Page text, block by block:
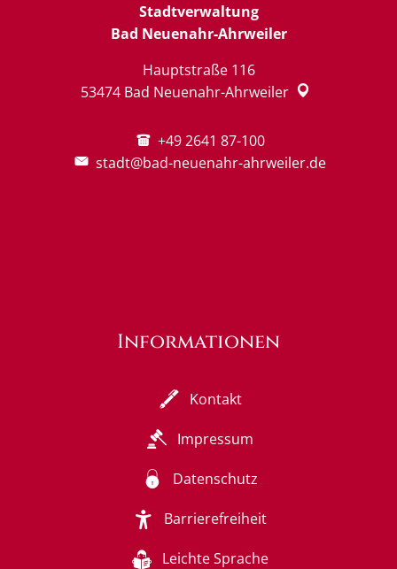
Stadtverwaltung
Bad Neuenahr-Ahrweiler
Hauptstraße 116
53474 Bad Neuenahr-Ahrweiler
+49 2641 87-100
stadt@bad-neuenahr-ahrweiler.de
Informationen
Kontakt
Impressum
Datenschutz
Barrierefreiheit
Leichte Sprache